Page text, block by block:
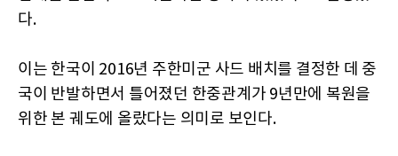
다.
이는 한국이 2016년 주한미군 사드 배치를 결정한 데 중
국이 반발하면서 틀어졌던 한중관계가 9년만에 복원을
위한 본 궤도에 올랐다는 의미로 보인다.